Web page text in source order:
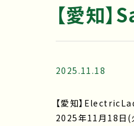
【愛知
2025.11.18
【愛知】
2025年11月18日